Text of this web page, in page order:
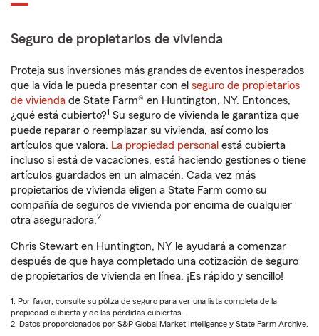
Seguro de propietarios de vivienda
Proteja sus inversiones más grandes de eventos inesperados
que la vida le pueda presentar con el seguro de propietarios
de vivienda de State Farm® en Huntington, NY. Entonces,
¿qué está cubierto?1 Su seguro de vivienda le garantiza que
puede reparar o reemplazar su vivienda, así como los
artículos que valora. La propiedad personal está cubierta
incluso si está de vacaciones, está haciendo gestiones o tiene
artículos guardados en un almacén. Cada vez más
propietarios de vivienda eligen a State Farm como su
compañía de seguros de vivienda por encima de cualquier
otra aseguradora.2
Chris Stewart en Huntington, NY le ayudará a comenzar
después de que haya completado una cotización de seguro
de propietarios de vivienda en línea. ¡Es rápido y sencillo!
1. Por favor, consulte su póliza de seguro para ver una lista completa de la
propiedad cubierta y de las pérdidas cubiertas.
2. Datos proporcionados por S&P Global Market Intelligence y State Farm Archive.